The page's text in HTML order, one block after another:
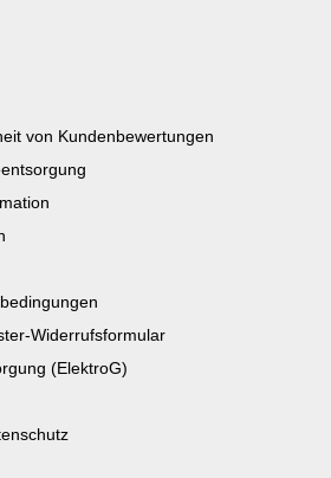
von Kundenbewertungen
Widerrufsformular
(ElektroG)